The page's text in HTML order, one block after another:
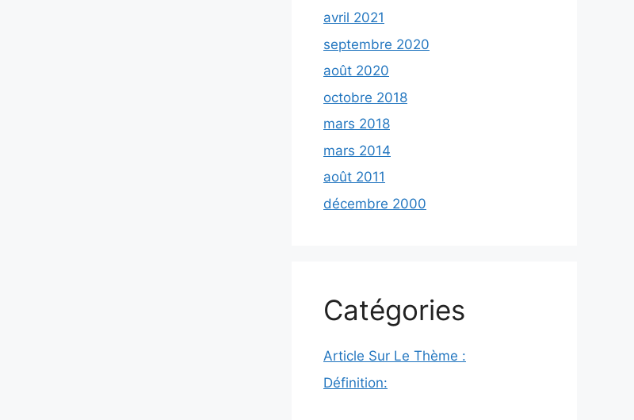
avril 2021
septembre 2020
août 2020
octobre 2018
mars 2018
mars 2014
août 2011
décembre 2000
Catégories
Article Sur Le Thème :
Définition: